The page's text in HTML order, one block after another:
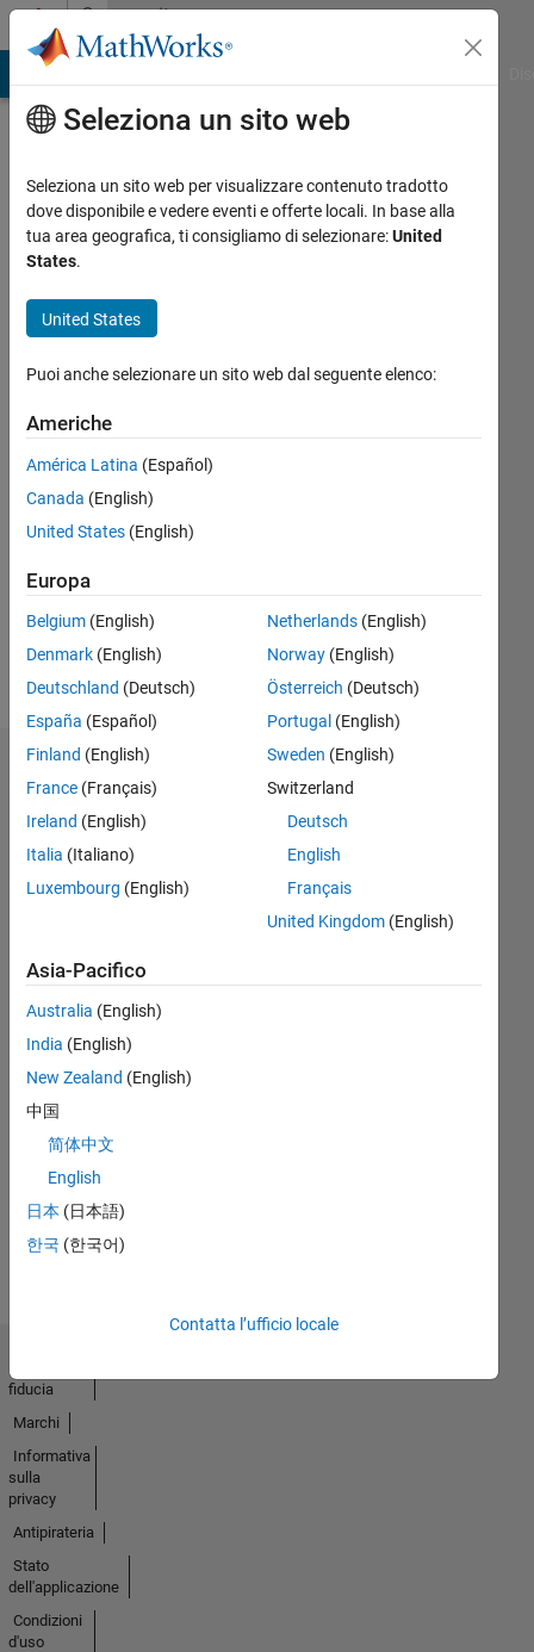
Vai al contenutoCommunity
Profile
Tomás
dal 2012
Follow
I am a
student
of
Electronics
Systems
of
Professional
Interests:
SimMechanics
simulation
Mostra
altro
No
Badges
Earned
Guarda
tutto
Seleziona un sito web
Seleziona un sito web per visualizzare contenuto tradotto
dove disponibile e vedere eventi e offerte locali. In base alla
tua area geografica, ti consigliamo di selezionare:United
States.
United States
Puoi anche selezionare un sito web dal seguente elenco:
Americhe
América Latina (Español)
Canada (English)
United States (English)
Europa
Belgium (English)
Denmark (English)
Deutschland (Deutsch)
España (Español)
Finland (English)
France (Français)
Ireland (English)
Italia (Italiano)
Luxembourg (English)
Netherlands(English)
Norway(English)
Österreich (Deutsch)
Portugal (English)
Sweden (English)
Switzerland
Deutsch
English
Français
United Kingdom(English)
Asia-Pacifico
Australia (English)
India (English)
New Zealand (English)
中国
简体中文
English
日本 (日本語)
한국 (한국어)
Contatta l’ufficio locale
fiducia
Marchi
Informativa
sulla
privacy
Antipirateria
Stato
dell'applicazione
Condizioni
d'uso